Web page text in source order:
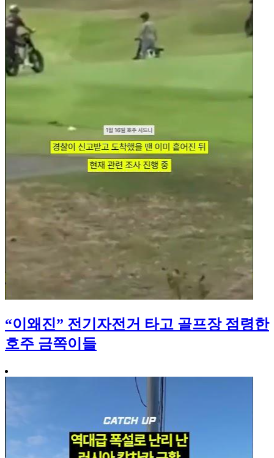
“이왜진” 전기자전거 타고 골프장 점령한
호주 금쪽이들